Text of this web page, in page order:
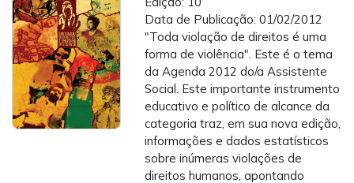
Data de Publicação: 01/02/2012
"Toda violação de direitos é uma
forma de violência". Este é o tema
da Agenda 2012 do/a Assistente
Social. Este importante instrumento
educativo e político de alcance da
categoria traz, em sua nova edição,
informações e dados estatísticos
sobre inúmeras violações de
direitos humanos, apontando